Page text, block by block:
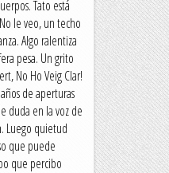
Tato está
le veo, un techo
Algo ralentiza
pesa. Un grito
No Ho Veig Clar!
de aperturas
duda en la voz de
Luego quietud
que puede
que percibo